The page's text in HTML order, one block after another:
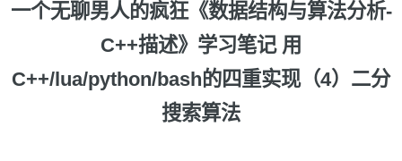
一个无聊男人的疯狂《数据结构与算法分析-
C++描述》学习笔记 用
C++/lua/python/bash的四重实现（4）二分
搜索算法